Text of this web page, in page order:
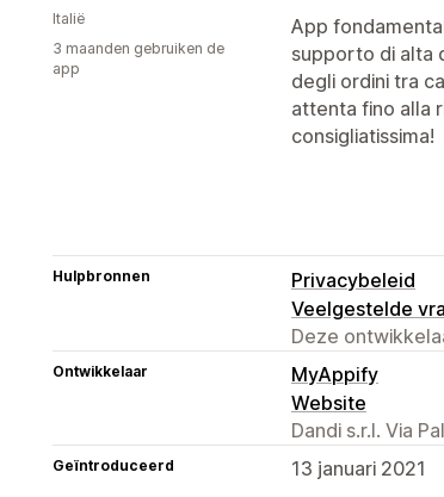
App
supporto di alta
degli ordini tra
attenta fino alla
consigliatissima!
Italië
3 maanden gebruiken de
app
Hulpbronnen
Privacybeleid
Veelgestelde
Deze
Ontwikkelaar
MyAppify
Website
Dandi s.r.l. Via
Geïntroduceerd 13 januari 2021